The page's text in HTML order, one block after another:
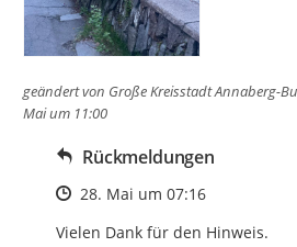
geändert von Große Kreisstadt Annaberg-
Mai um 11:00
Rückmeldungen
Zeitpunkt des Erstellens
28. Mai um 07:16
Vielen Dank für den Hinweis.